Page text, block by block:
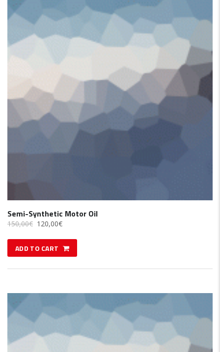
SALE!
Semi-Synthetic Motor Oil
150,00€ 120,00€
ADD TO CART
SALE!